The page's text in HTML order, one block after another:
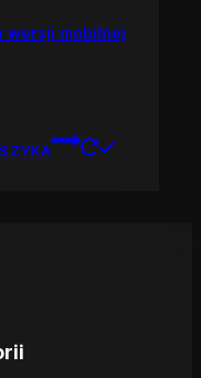
wersji mobilnej